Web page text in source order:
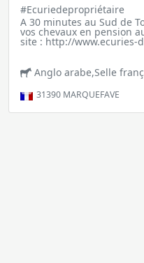
#Ecuriedepropriétaire
A 30 minutes au Sud de
vos chevaux en pension
site : http://www.ecuries-
Anglo arabe,Selle
31390 MARQUEFAVE